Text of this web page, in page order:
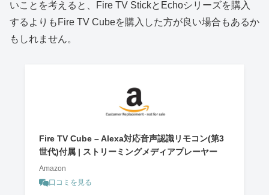
いことを考えると、Fire TV StickとEchoシリーズを購入
するよりもFire TV Cubeを購入した方が良い場合もあるか
もしれません。
Fire TV Cube – Alexa対応音声認識リモコン(第3
世代)付属 | ストリーミングメディアプレーヤー
Amazon
口コミを見る